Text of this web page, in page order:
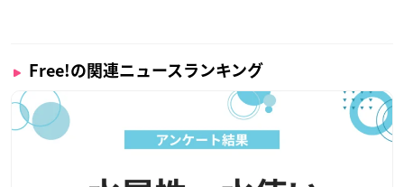
Free!の関連ニュースランキング